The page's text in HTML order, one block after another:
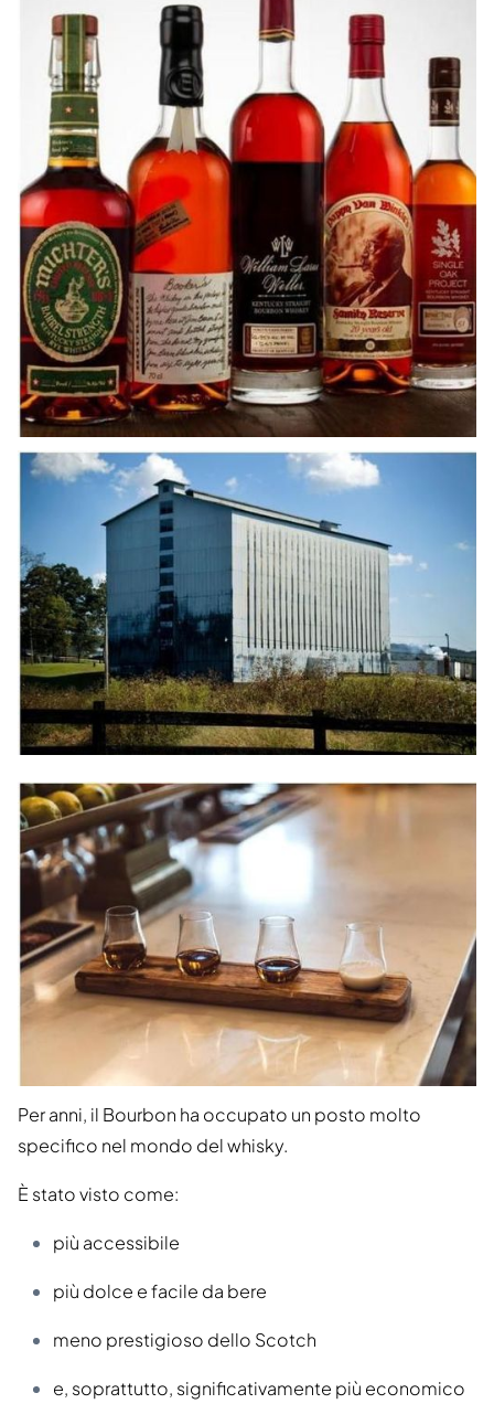
Per anni, il Bourbon ha occupato un posto molto
specifico nel mondo del whisky.
È stato visto come:
più accessibile
più dolce e facile da bere
meno prestigioso dello Scotch
e, soprattutto, significativamente più economico